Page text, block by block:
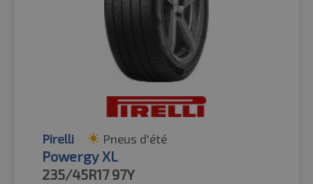
Pirelli Pneus d'été
Powergy XL
235/45R17 97Y